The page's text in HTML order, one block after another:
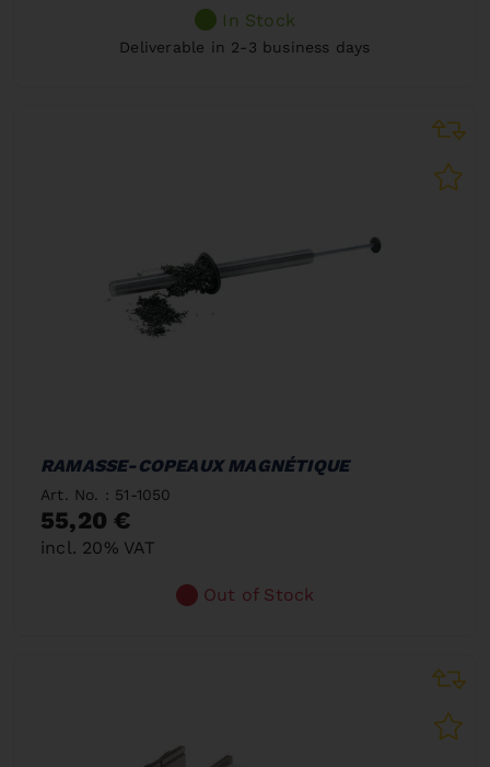
In Stock
Deliverable in 2-3 business days
RAMASSE-COPEAUX MAGNÉTIQUE
Art. No. : 51-1050
55,20 €
incl. 20% VAT
Out of Stock